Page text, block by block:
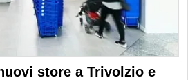
store a Trivolzio e